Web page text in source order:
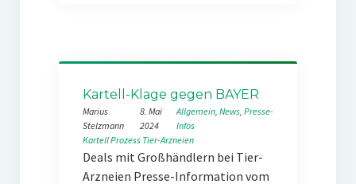
Kartell-Klage gegen BAYER
Marius
Stelzmann
8. Mai
2024
Allgemein, News, Presse-
Infos
KartellProzess Tier-Arzneien
Deals mit Großhändlern bei Tier-
Arzneien Presse-Information vom